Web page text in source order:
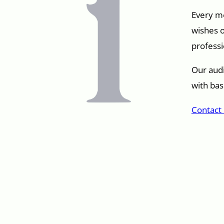
Every
wishes
Our
with
Contact